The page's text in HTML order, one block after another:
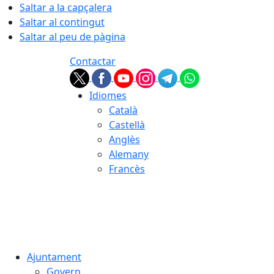
Saltar a la capçalera
Saltar al contingut
Saltar al peu de pàgina
Contactar
Idiomes
Català
Castellà
Anglès
Alemany
Francès
Ajuntament